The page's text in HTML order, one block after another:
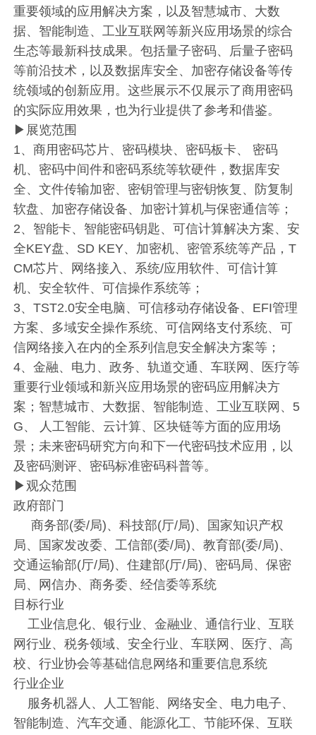
重要领域的应用解决方案，以及智慧城市、大数
据、智能制造、工业互联网等新兴应用场景的综合
生态等最新科技成果。包括量子密码、后量子密码
等前沿技术，以及数据库安全、加密存储设备等传
统领域的创新应用。这些展示不仅展示了商用密码
的实际应用效果，也为行业提供了参考和借鉴。
▶展览范围
1、商用密码芯片、密码模块、密码板卡、 密码
机、密码中间件和密码系统等软硬件，数据库安
全、文件传输加密、密钥管理与密钥恢复、防复制
软盘、加密存储设备、加密计算机与保密通信等；
2、智能卡、智能密码钥匙、可信计算解决方案、安
全KEY盘、SD KEY、加密机、密管系统等产品，T
CM芯片、网络接入、系统/应用软件、可信计算
机、安全软件、可信操作系统等；
3、TST2.0安全电脑、可信移动存储设备、EFI管理
方案、多域安全操作系统、可信网络支付系统、可
信网络接入在内的全系列信息安全解决方案等；
4、金融、电力、政务、轨道交通、车联网、医疗等
重要行业领域和新兴应用场景的密码应用解决方
案；智慧城市、大数据、智能制造、工业互联网、5
G、 人工智能、云计算、区块链等方面的应用场
景；未来密码研究方向和下一代密码技术应用，以
及密码测评、密码标准密码科普等。
▶观众范围
政府部门
商务部(委/局)、科技部(厅/局)、国家知识产权
局、国家发改委、工信部(委/局)、教育部(委/局)、
交通运输部(厅/局)、住建部(厅/局)、密码局、保密
局、网信办、商务委、经信委等系统
目标行业
工业信息化、银行业、金融业、通信行业、互联
网行业、税务领域、安全行业、车联网、医疗、高
校、行业协会等基础信息网络和重要信息系统
行业企业
服务机器人、人工智能、网络安全、电力电子、
智能制造、汽车交通、能源化工、节能环保、互联